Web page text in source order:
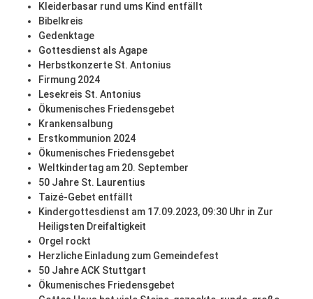
Kleiderbasar rund ums Kind entfällt
Bibelkreis
Gedenktage
Gottesdienst als Agape
Herbstkonzerte St. Antonius
Firmung 2024
Lesekreis St. Antonius
Ökumenisches Friedensgebet
Krankensalbung
Erstkommunion 2024
Ökumenisches Friedensgebet
Weltkindertag am 20. September
50 Jahre St. Laurentius
Taizé-Gebet entfällt
Kindergottesdienst am 17.09.2023, 09:30 Uhr in Zur
Heiligsten Dreifaltigkeit
Orgel rockt
Herzliche Einladung zum Gemeindefest
50 Jahre ACK Stuttgart
Ökumenisches Friedensgebet